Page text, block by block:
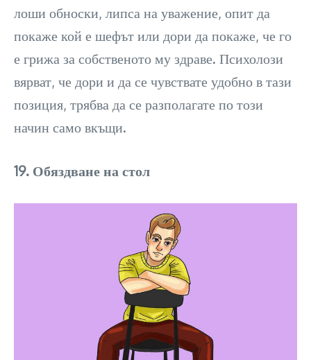
лоши обноски, липса на уважение, опит да
покаже кой е шефът или дори да покаже, че го
е грижа за собственото му здраве. Психолози
вярват, че дори и да се чувствате удобно в тази
позиция, трябва да се разполагате по този
начин само вкъщи.
19. Обяздване на стол